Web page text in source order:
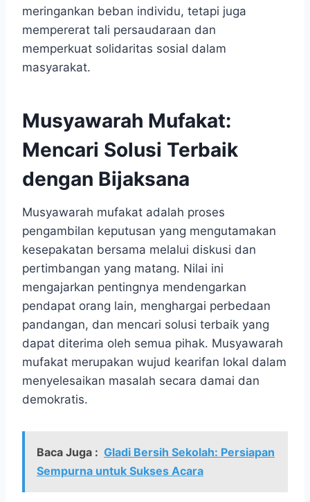
meringankan beban individu, tetapi juga
mempererat tali persaudaraan dan
memperkuat solidaritas sosial dalam
masyarakat.
Musyawarah Mufakat:
Mencari Solusi Terbaik
dengan Bijaksana
Musyawarah mufakat adalah proses
pengambilan keputusan yang mengutamakan
kesepakatan bersama melalui diskusi dan
pertimbangan yang matang. Nilai ini
mengajarkan pentingnya mendengarkan
pendapat orang lain, menghargai perbedaan
pandangan, dan mencari solusi terbaik yang
dapat diterima oleh semua pihak. Musyawarah
mufakat merupakan wujud kearifan lokal dalam
menyelesaikan masalah secara damai dan
demokratis.
Baca Juga : Gladi Bersih Sekolah: Persiapan
Sempurna untuk Sukses Acara